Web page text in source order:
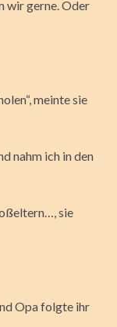
wir gerne. Oder
meinte sie
nahm ich in den
sie
Opa folgte ihr